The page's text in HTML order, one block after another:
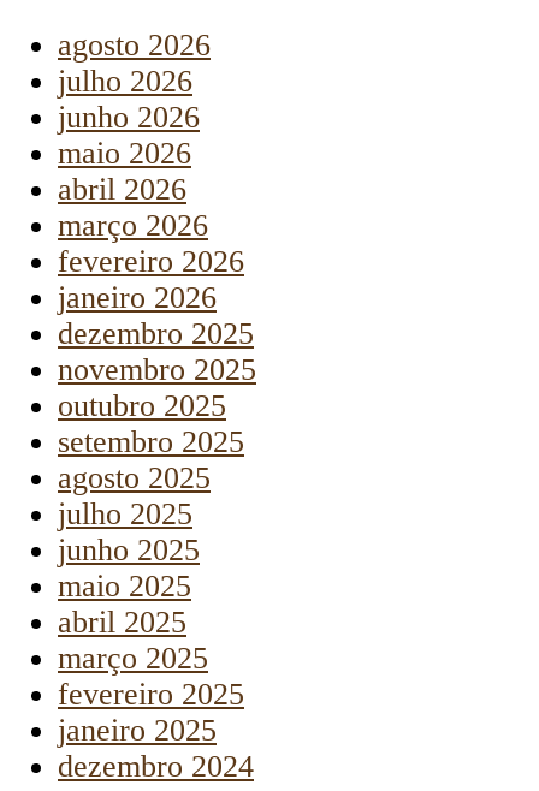
agosto 2026
julho 2026
junho 2026
maio 2026
abril 2026
março 2026
fevereiro 2026
janeiro 2026
dezembro 2025
novembro 2025
outubro 2025
setembro 2025
agosto 2025
julho 2025
junho 2025
maio 2025
abril 2025
março 2025
fevereiro 2025
janeiro 2025
dezembro 2024